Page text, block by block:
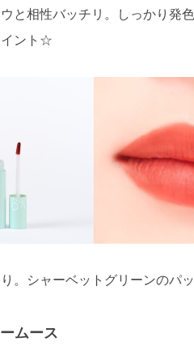
と相性バッチリ。しっかり発
イント☆
。シャーベットグリーンのパ
ムース